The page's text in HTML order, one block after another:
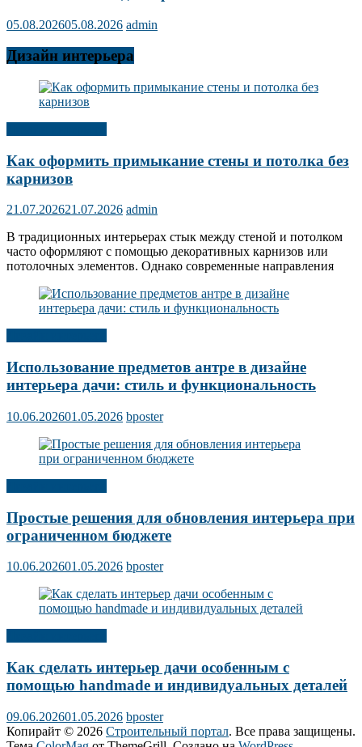
05.08.202605.08.2026 admin
Дизайн интерьера
Как оформить примыкание стены и потолка без
карнизов
21.07.202621.07.2026 admin
В традиционных интерьерах стык между стеной и потолком
часто оформляют с помощью декоративных карнизов или
потолочных элементов. Однако современные направления
Использование предметов антре в дизайне
интерьера дачи: стиль и функциональность
10.06.202601.05.2026 bposter
Простые решения для обновления интерьера при
ограниченном бюджете
10.06.202601.05.2026 bposter
Как сделать интерьер дачи особенным с
помощью handmade и индивидуальных деталей
09.06.202601.05.2026 bposter
Копирайт © 2026 Строительный портал. Все права защищены.